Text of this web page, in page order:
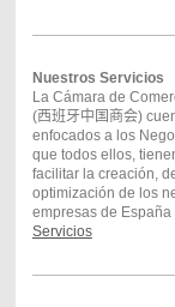
Nuestros Servicios
La Cámara de
(西班牙中国商会)
enfocados a los
que todos ellos,
facilitar la creación,
optimización de los
empresas de España
Servicios